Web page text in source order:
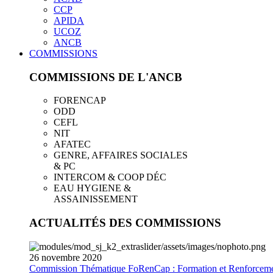
CCP
APIDA
UCOZ
ANCB
COMMISSIONS
COMMISSIONS DE L'ANCB
FORENCAP
ODD
CEFL
NIT
AFATEC
GENRE, AFFAIRES SOCIALES
& PC
INTERCOM & COOP DÉC
EAU HYGIENE &
ASSAINISSEMENT
ACTUALITÉS DES COMMISSIONS
26 novembre 2020
Commission Thématique FoRenCap : Formation et